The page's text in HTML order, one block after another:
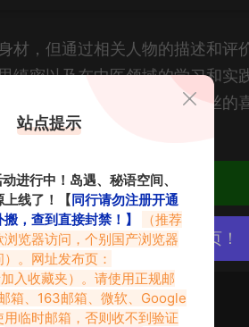
，但通过相关人物的描述和评
密以及在中医领域的学习和实
抖音等平台上获得了众多粉丝的
方便收藏！
、需求请绕道，关闭本站网页！
站点提示
进行中！岛遇、秘语空间、
线了！【同行请勿注册开通
，查到直接封禁！】
（推荐
览器访问，个别国产浏览器
。网址发布页：
加入收藏夹）。请使用正规邮
箱、163邮箱、微软、Google
临时邮箱，否则收不到验证